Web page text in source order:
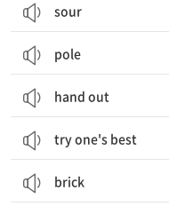
sour
pole
hand out
try one's best
brick